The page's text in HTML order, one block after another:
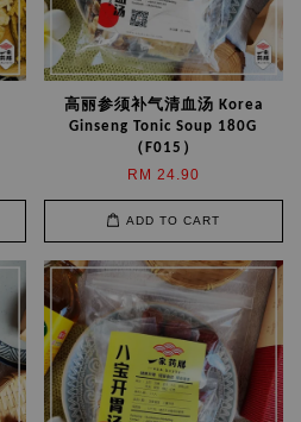
高丽参须补气清血汤 Korea
Ginseng Tonic Soup 180G
（F015）
RM 24.90
ADD TO CART